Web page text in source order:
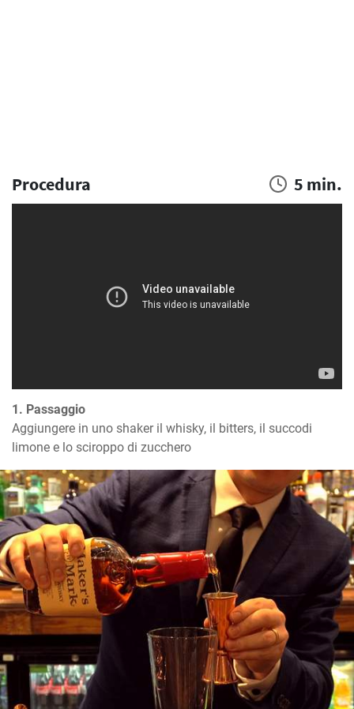
Procedura 5 min.
1. Passaggio
Aggiungere in uno shaker il whisky, il bitters, il succodi
limone e lo sciroppo di zucchero